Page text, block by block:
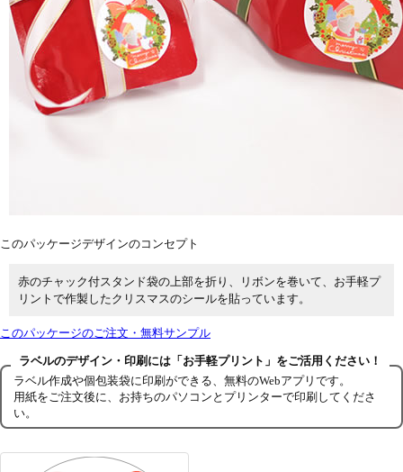
このパッケージデザインのコンセプト
赤のチャック付スタンド袋の上部を折り、リボンを巻いて、お手軽プ
リントで作製したクリスマスのシールを貼っています。
このパッケージのご注文・無料サンプル
ラベルのデザイン・印刷には「お手軽プリント」をご活用ください！
ラベル作成や個包装袋に印刷ができる、無料のWebアプリです。
用紙をご注文後に、お持ちのパソコンとプリンターで印刷してくださ
い。